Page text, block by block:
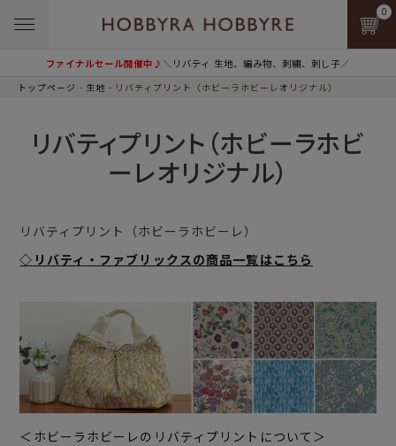
ファイナルセール開催中♪＼リバティ 生地、編み物、刺繍、刺し子／
0
トップページ 生地 リバティプリント（ホビーラホビーレオリジナル）
リバティプリント（ホビーラホビ
ーレオリジナル）
リバティプリント（ホビーラホビーレ）
◇リバティ・ファブリックスの商品一覧はこちら
＜ホビーラホビーレのリバティプリントについて＞